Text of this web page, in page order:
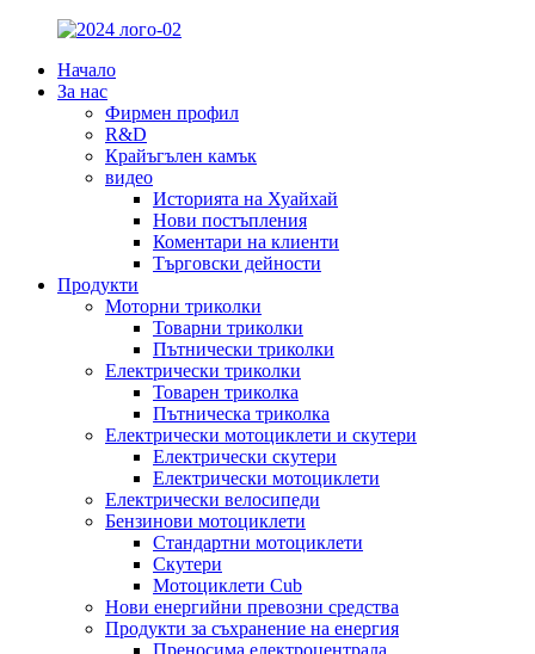
Начало
За нас
Фирмен профил
R&D
Крайъгълен камък
видео
Историята на Хуайхай
Нови постъпления
Коментари на клиенти
Търговски дейности
Продукти
Моторни триколки
Товарни триколки
Пътнически триколки
Електрически триколки
Товарен триколка
Пътническа триколка
Електрически мотоциклети и скутери
Електрически скутери
Електрически мотоциклети
Електрически велосипеди
Бензинови мотоциклети
Стандартни мотоциклети
Скутери
Мотоциклети Cub
Нови енергийни превозни средства
Продукти за съхранение на енергия
Преносима електроцентрала